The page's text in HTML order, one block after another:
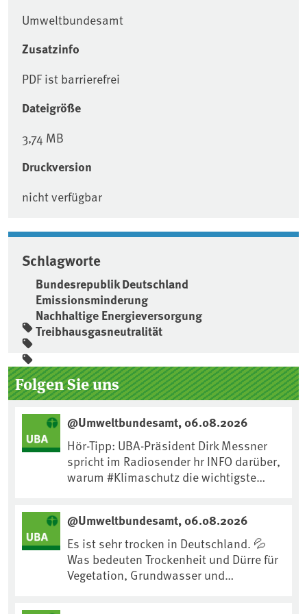
Umweltbundesamt
Zusatzinfo
PDF ist barrierefrei
Dateigröße
3,74 MB
Druckversion
nicht verfügbar
Schlagworte
Bundesrepublik Deutschland
Emissionsminderung
Nachhaltige Energieversorgung
Treibhausgasneutralität
Seitenleiste
Folgen Sie uns
@Umweltbundesamt, 06.08.2026
Hör-Tipp: UBA-Präsident Dirk Messner
spricht im Radiosender hr INFO darüber,
warum #Klimaschutz die wichtigste
https://www.ardsounds.de/episode/urn
:ard:episode:0e7cf1c4b819c26d/
@Umweltbundesamt, 06.08.2026
Es ist sehr trocken in Deutschland. 💦
Was bedeuten Trockenheit und Dürre für
Vegetation, Grundwasser und